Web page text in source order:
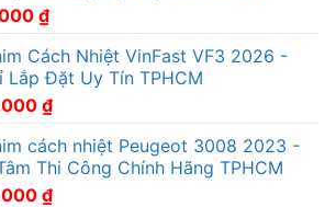
₫
Cách Nhiệt VinFast VF3 2026 -
Lắp Đặt Uy Tín TPHCM
₫
cách nhiệt Peugeot 3008 2023 -
Thi Công Chính Hãng TPHCM
₫